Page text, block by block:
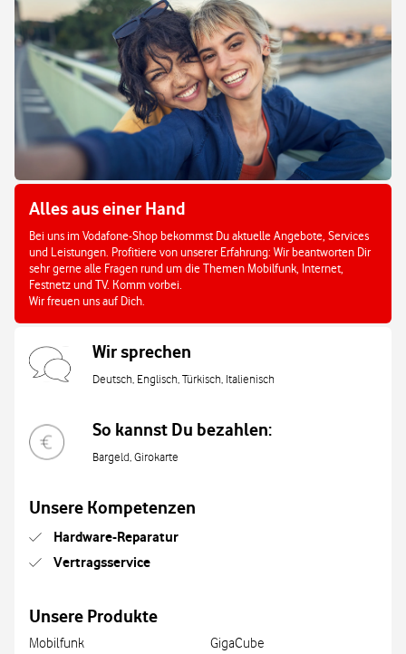
Alles aus einer Hand
Bei uns im Vodafone-Shop bekommst Du aktuelle Angebote, Services
und Leistungen. Profitiere von unserer Erfahrung: Wir beantworten Dir
sehr gerne alle Fragen rund um die Themen Mobilfunk, Internet,
Festnetz und TV. Komm vorbei.
Wir freuen uns auf Dich.
Wir sprechen
Deutsch, Englisch, Türkisch, Italienisch
So kannst Du bezahlen:
Bargeld, Girokarte
Unsere Kompetenzen
Hardware-Reparatur
Vertragsservice
Unsere Produkte
Mobilfunk
GigaCube